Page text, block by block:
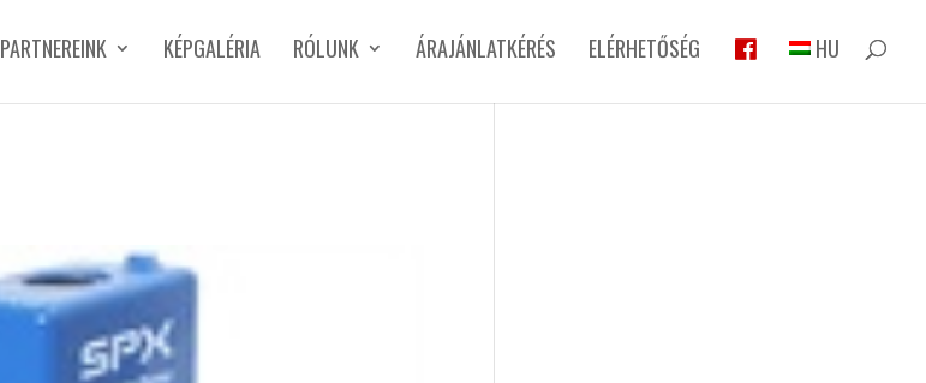
PARTNEREINK KÉPGALÉRIA RÓLUNK ÁRAJÁNLATKÉRÉS ELÉRHETŐSÉG HU